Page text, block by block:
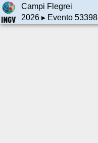
Campi Flegrei
2026▸ Evento 53398